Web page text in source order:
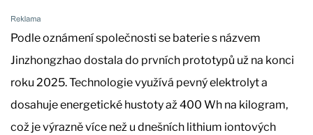
Podle oznámení společnosti se baterie s názvem
Jinzhongzhao dostala do prvních prototypů už na konci
roku 2025. Technologie využívá pevný elektrolyt a
dosahuje energetické hustoty až 400 Wh na kilogram,
což je výrazně více než u dnešních lithium iontových